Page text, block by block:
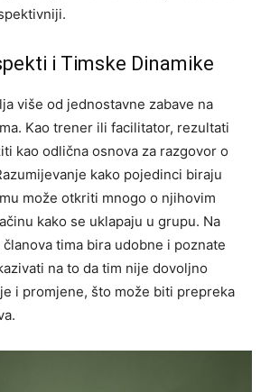
i Timske Dinamike
više od jednostavne zabave na
Kao trener ili facilitator, rezultati
kao odlična osnova za razgovor o
kako pojedinci biraju
može otkriti mnogo o njihovim
kako se uklapaju u grupu. Na
tima bira udobne i poznate
na to da tim nije dovoljno
i promjene, što može biti prepreka